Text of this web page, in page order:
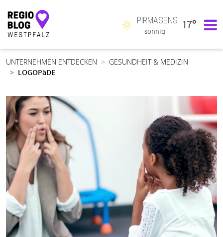
Hauptnavigation
PIRMASENS
sonnig
17°
UNTERNEHMEN ENTDECKEN
GESUNDHEIT & MEDIZIN
LOGOPäDE